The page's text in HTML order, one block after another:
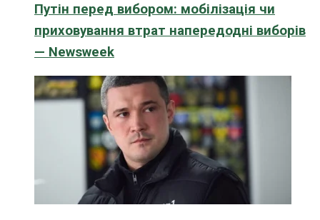
Путін перед вибором: мобілізація чи
приховування втрат напередодні виборів
— Newsweek